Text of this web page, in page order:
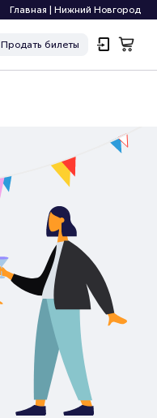
Главная Нижний Новгород
Продать билеты